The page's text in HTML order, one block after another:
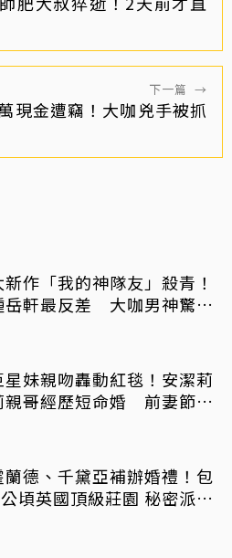
下一篇 →
現金遭竊！大咖兇手被抓
作「我的神隊友」殺青！
岳軒最反差 大咖男神驚喜
星妹親吻轟動紅毯！安潔莉
親哥經歷短命婚 前妻節目
蘭德、千黛亞補辦婚禮！包
頃英國頂級莊園 秘密派對